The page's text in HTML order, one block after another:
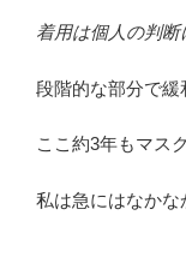
着用は個人の判
段階的な部分で緩
ここ約3年もマス
私は急にはなかな